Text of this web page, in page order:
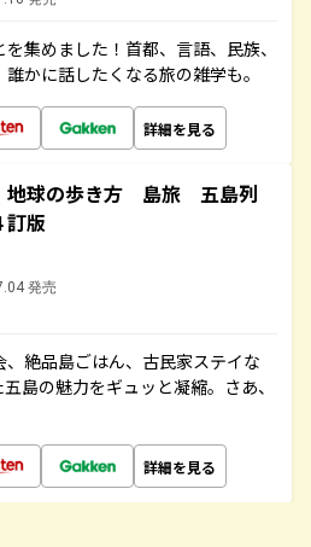
集めました！首都、言語、民族、
かに話したくなる旅の雑学も。
詳細を見る
球の歩き方 島旅 五島列
版
発売
絶品島ごはん、古民家ステイな
島の魅力をギュッと凝縮。さあ、
詳細を見る